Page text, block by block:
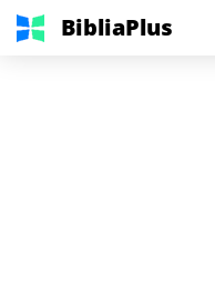
BibliaPlus